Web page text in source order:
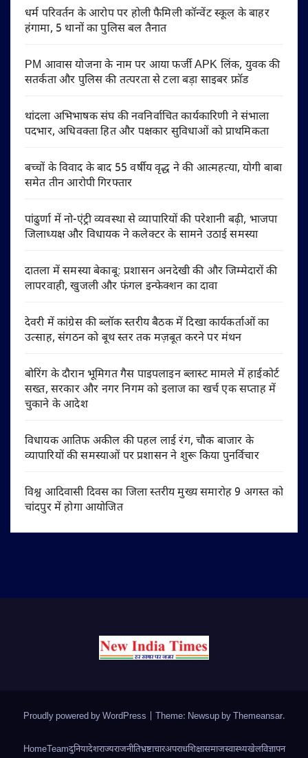
धर्म परिवर्तन के आरोप पर होली फैमिली कॉन्वेंट स्कूल के बाहर
हंगामा, 5 थानों का पुलिस बल तैनात
PM आवास योजना के नाम पर आया फर्जी APK लिंक, युवक की
सतर्कता और पुलिस की तत्परता से टला बड़ा साइबर फ्रॉड
थांदला अभिभाषक संघ की नवनिर्वाचित कार्यकारिणी ने संभाला
पदभार, अधिवक्ता हित और पक्षकार सुविधाओं को प्राथमिकता
बच्चों के विवाद के बाद 55 वर्षीय वृद्ध ने की आत्महत्या, योगी बाबा
समेत तीन आरोपी गिरफ्तार
पांढुर्णा में नो-एंट्री व्यवस्था से व्यापारियों की परेशानी बढ़ी, भाजपा
जिलाध्यक्ष और विधायक ने कलेक्टर के सामने उठाई समस्या
दातला में समस्या बेकाबू: प्रशासन अनदेखी की और जिम्मेदारों की
लापरवाही, खुजली और फंगल इन्फेक्शन का दावा
देवरी में कांग्रेस की ब्लॉक स्तरीय बैठक में दिखा कार्यकर्ताओं का
उत्साह, संगठन को बूथ स्तर तक मज़बूत करने पर मंथन
बोरिंग के दौरान भूमिगत गैस पाइपलाइन ब्लास्ट मामले में हाईकोर्ट
सख्त, सरकार और नगर निगम को इलाज का खर्च एक सप्ताह में
चुकाने के आदेश
विधायक आतिफ अकील की पहल लाई रंग, चौक बाजार के
व्यापारियों की समस्याओं पर प्रशासन ने शुरू किया पुनर्विचार
विश्व आदिवासी दिवस का जिला स्तरीय मुख्य समारोह 9 अगस्त को
चांदपुर में होगा आयोजित
Proudly powered by WordPress Theme: Newsup byThemeansar.
HomeTeamदुनियादेशराज्यराजनीतिभ्रष्टाचारअपराधशिक्षासमाजस्वास्थ्यखेलविज्ञापन